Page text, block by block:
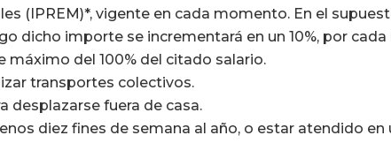
(IPREM)*, vigente en cada momento. En el
dicho importe se incrementará en un 10%, por
del 100% del citado salario.
transportes colectivos.
desplazarse fuera de casa.
diez fines de semana al año, o estar atendido en